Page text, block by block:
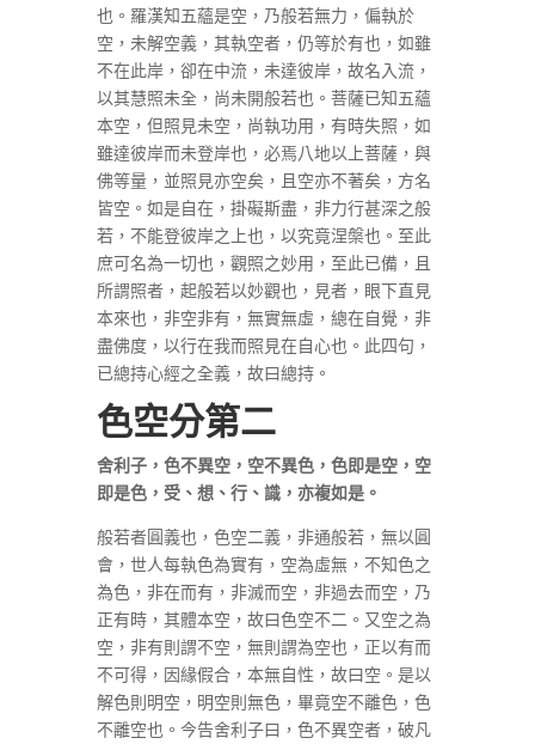
也。羅漢知五蘊是空，乃般若無力，偏執於
空，未解空義，其執空者，仍等於有也，如雖
不在此岸，卻在中流，未達彼岸，故名入流，
以其慧照未全，尚未開般若也。菩薩已知五蘊
本空，但照見未空，尚執功用，有時失照，如
雖達彼岸而未登岸也，必焉八地以上菩薩，與
佛等量，並照見亦空矣，且空亦不著矣，方名
皆空。如是自在，掛礙斯盡，非力行甚深之般
若，不能登彼岸之上也，以究竟涅槃也。至此
庶可名為一切也，觀照之妙用，至此已備，且
所謂照者，起般若以妙觀也，見者，眼下直見
本來也，非空非有，無實無虛，總在自覺，非
盡佛度，以行在我而照見在自心也。此四句，
已總持心經之全義，故曰總持。
色空分第二
舍利子，色不異空，空不異色，色即是空，空
即是色，受、想、行、識，亦複如是。
般若者圓義也，色空二義，非通般若，無以圓
會，世人每執色為實有，空為虛無，不知色之
為色，非在而有，非滅而空，非過去而空，乃
正有時，其體本空，故曰色空不二。又空之為
空，非有則謂不空，無則謂為空也，正以有而
不可得，因緣假合，本無自性，故曰空。是以
解色則明空，明空則無色，畢竟空不離色，色
不離空也。今告舍利子曰，色不異空者，破凡